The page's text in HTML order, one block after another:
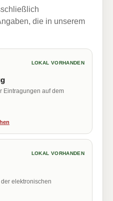
die in unserem
LOKAL VORHANDEN
Eintragungen auf dem
LOKAL VORHANDEN
elektronischen